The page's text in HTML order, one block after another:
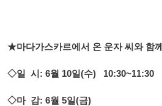
★마다가스카르에서 온 운자 씨와 함
◇일 시: 6월 10일(수) 10:30~11:30
◇마 감: 6월 5일(금)